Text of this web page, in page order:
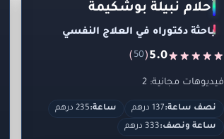
أحلام نبيلة بوشكيمة
باحثة دكتوراه في العلاج النفسي
5.0
(
50
)
فيديوهات مجانية: 2
نصف ساعة:137 درهم ساعة:235 درهم
ساعة ونصف:333 درهم